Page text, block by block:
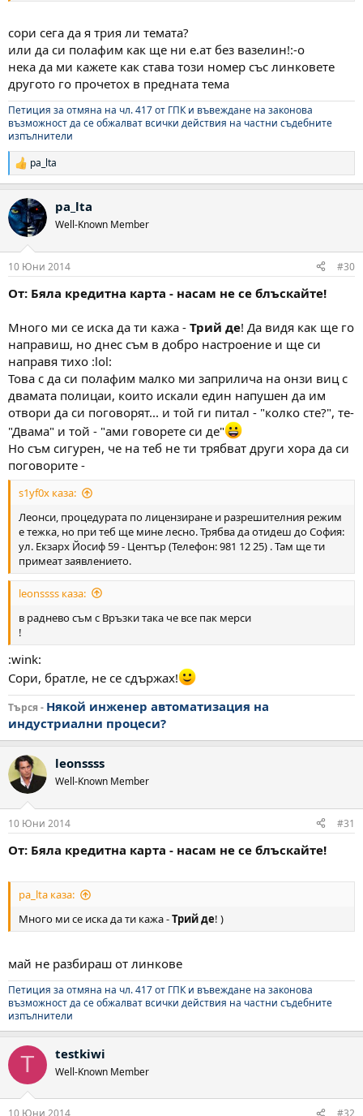
сори сега да я трия ли темата?
или да си полафим как ще ни е.ат без вазелин!:-o
нека да ми кажете как става този номер със линковете
другото го прочетох в предната тема
Петиция за отмяна на чл. 417 от ГПК и въвеждане на законова
възможност да се обжалват всички действия на частни съдебните
изпълнители
Р
е
к
ц
и
pa_lta
pa_lta
Well-Known Member
10 Юни 2014 #30
От: Бяла кредитна карта - насам не се блъскайте!
Много ми се иска да ти кажа - Трий де! Да видя как ще го
направиш, но днес съм в добро настроение и ще си
направя тихо :lol:
Това с да си полафим малко ми заприлича на онзи виц с
двамата полицаи, които искали един напушен да им
отвори да си поговорят... и той ги питал - "колко сте?", те-
"Двама" и той - "ами говорете си де"
Но съм сигурен, че на теб не ти трябват други хора да си
поговорите -
s1yf0x каза:
Леонси, процедурата по лицензиране и разрешителния режим
е тежка, но при теб ще мине лесно. Трябва да отидеш до София:
ул. Екзарх Йосиф 59 - Център (Телефон: 981 12 25) . Там ще ти
примеат заявлението.
leonssss каза:
в раднево съм с Връзки така че все пак мерси
!
:wink:
Сори, братле, не се сдържах!
Търся - Някой инженер автоматизация на
индустриални процеси?
leonssss
Well-Known Member
10 Юни 2014 #31
От: Бяла кредитна карта - насам не се блъскайте!
pa_lta каза:
Много ми се иска да ти кажа -Трий де! )
май не разбираш от линкове
Петиция за отмяна на чл. 417 от ГПК и въвеждане на законова
възможност да се обжалват всички действия на частни съдебните
изпълнители
T testkiwi
Well-Known Member
10 Юни 2014 #32